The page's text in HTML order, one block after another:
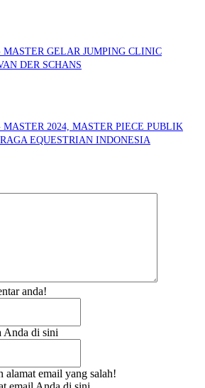
MASTER GELAR JUMPING CLINIC
DER SCHANS
MASTER 2024, MASTER PIECE PUBLIK
EQUESTRIAN INDONESIA
anda!
Anda di sini
alamat email yang salah!